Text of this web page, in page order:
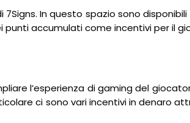
In questo spazio sono
accumulati come incentivi per il
l’esperienza di gaming del
ci sono vari incentivi in denaro